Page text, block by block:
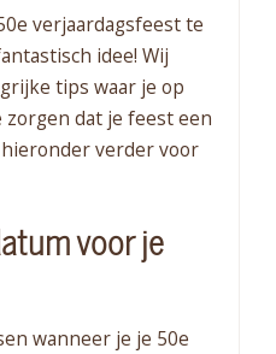
verjaardagsfeest te
idee! Wij
tips waar je op
dat je feest een
verder voor
voor je
wanneer je je 50e